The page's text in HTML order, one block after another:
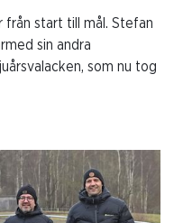
från start till mål. Stefan
sin andra
som nu tog